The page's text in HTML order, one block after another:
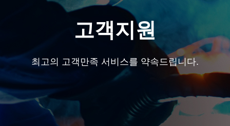
고객지원
최고의 고객만족 서비스를 약속드립니다.